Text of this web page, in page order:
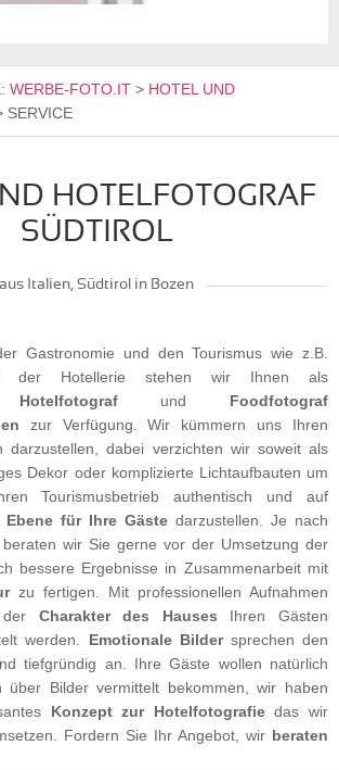
WERBE-FOTO.IT > HOTEL UND
SERVICE
HOTELFOTOGRAF
SÜDTIROL
aus Italien, Südtirol in Bozen
Gastronomie und den Tourismus wie z.B.
der Hotellerie stehen wir Ihnen als
Hotelfotografund Foodfotograf
zur Verfügung. Wir kümmern uns Ihren
darzustellen, dabei verzichten wir soweit als
Dekor oder komplizierte Lichtaufbauten um
Tourismusbetrieb authentisch und auf
Ebene für Ihre Gäste darzustellen. Je nach
beraten wir Sie gerne vor der Umsetzung der
bessere Ergebnisse in Zusammenarbeit mit
zu fertigen. Mit professionellen Aufnahmen
Charakter des Hauses Ihren Gästen
werden. Emotionale Bildersprechen den
tiefgründig an. Ihre Gäste wollen natürlich
über Bilder vermittelt bekommen, wir haben
Konzept zur Hotelfotografiedas wir
Fordern Sie Ihr Angebot, wir beraten